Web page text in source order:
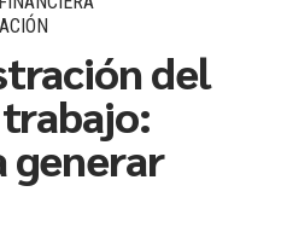
del
generar